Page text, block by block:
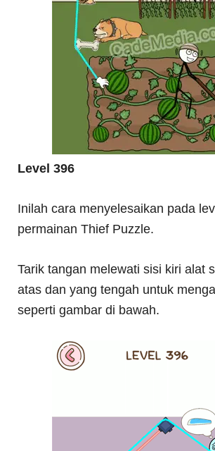
Level 396
Inilah cara menyelesaikan pada
permainan Thief Puzzle.
Tarik tangan melewati sisi kiri alat
atas dan yang tengah untuk
seperti gambar di bawah.